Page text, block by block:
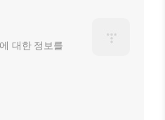
대한 정보를